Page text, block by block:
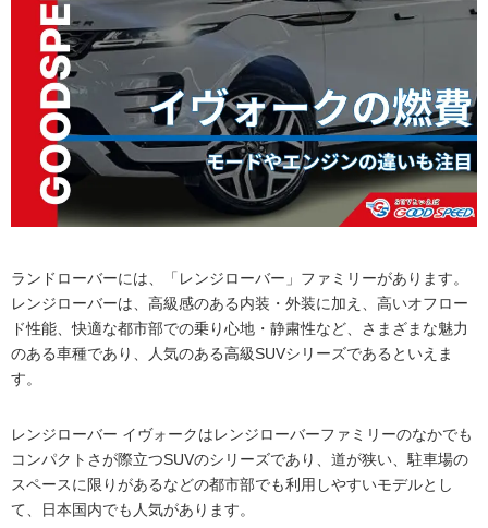
ランドローバーには、「レンジローバー」ファミリーがあります。
レンジローバーは、高級感のある内装・外装に加え、高いオフロー
ド性能、快適な都市部での乗り心地・静粛性など、さまざまな魅力
のある車種であり、人気のある高級SUVシリーズであるといえま
す。
レンジローバー イヴォークはレンジローバーファミリーのなかでも
コンパクトさが際立つSUVのシリーズであり、道が狭い、駐車場の
スペースに限りがあるなどの都市部でも利用しやすいモデルとし
て、日本国内でも人気があります。